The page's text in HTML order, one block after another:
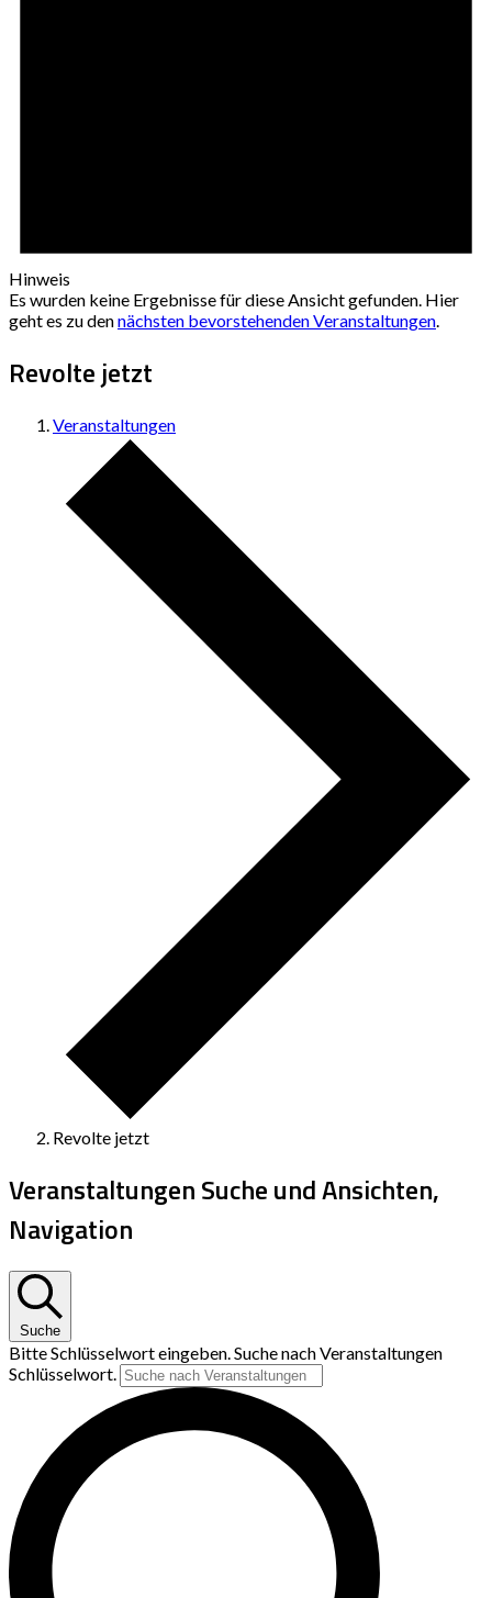
Hinweis
Es wurden keine Ergebnisse für diese Ansicht gefunden. Hier
geht es zu dennächsten bevorstehenden Veranstaltungen.
Revolte jetzt
Veranstaltungen
Revolte jetzt
Veranstaltungen Suche und Ansichten,
Navigation
Suche
Bitte Schlüsselwort eingeben. Suche nach Veranstaltungen
Schlüsselwort.